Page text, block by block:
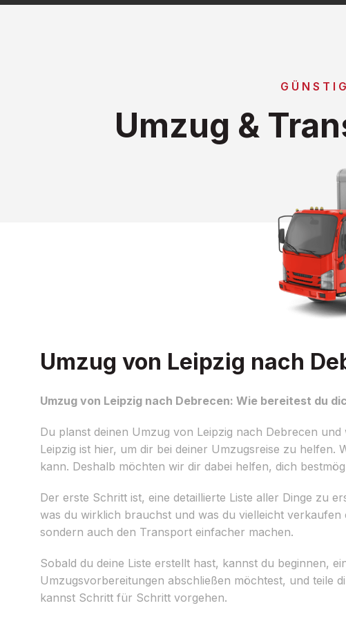
Umzug &
Umzug von Leipzig nach
Umzug von Leipzig nach Debrecen: Wie bereitest du
Du planst deinen Umzug von Leipzig nach Debrecen
Leipzig ist hier, um dir bei deiner Umzugsreise zu helfen.
kann. Deshalb möchten wir dir dabei helfen, dich
Der erste Schritt ist, eine detaillierte Liste aller Dinge zu
was du wirklich brauchst und was du vielleicht
sondern auch den Transport einfacher machen.
Sobald du deine Liste erstellt hast, kannst du beginnen,
Umzugsvorbereitungen abschließen möchtest, und teile
kannst Schritt für Schritt vorgehen.